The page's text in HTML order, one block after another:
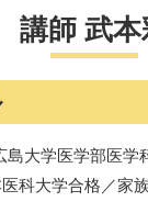
講師 武本
島大学医学部医学
科大学合格／家